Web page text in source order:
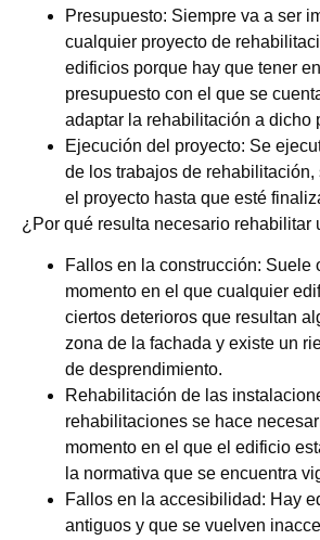
Presupuesto: Siempre va a ser
cualquier proyecto de
edificios porque hay que tener
presupuesto con el que se
adaptar la rehabilitación a dicho
Ejecución del proyecto: Se
de los trabajos de rehabilitación,
el proyecto hasta que esté
¿Por qué resulta necesario rehabilitar
Fallos en la construcción: Suele
momento en el que cualquier
ciertos deterioros que resultan
zona de la fachada y existe un
de desprendimiento.
Rehabilitación de las
rehabilitaciones se hace
momento en el que el edificio
la normativa que se encuentra
Fallos en la accesibilidad: Hay
antiguos y que se vuelven